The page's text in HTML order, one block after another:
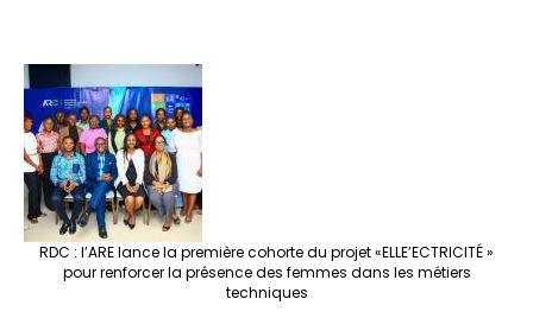
RDC : l’ARE lance la première cohorte du projet «ELLE’ECTRICITÉ »
pour renforcer la présence des femmes dans les métiers
techniques